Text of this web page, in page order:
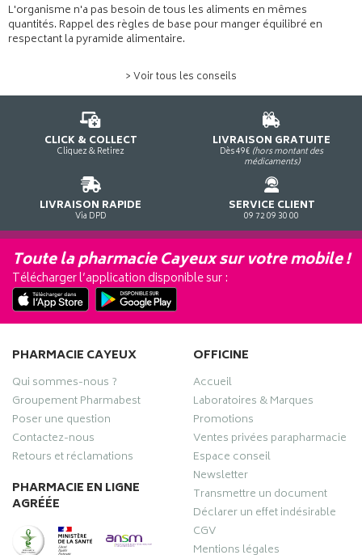
L'organisme n'a pas besoin de tous les aliments en mêmes
quantités. Rappel des règles de base pour manger équilibré en
respectant la pyramide alimentaire.
> Voir tous les conseils
CLICK & COLLECT
Cliquez & Retirez
LIVRAISON GRATUITE
Dès 49€ (hors montant des
médicaments)
LIVRAISON RAPIDE
Via DPD
SERVICE CLIENT
09 72 09 30 00
Toute la pharmacie Cayeux sur votre mobile !
Télécharger l’application disponible sur :
PHARMACIE CAYEUX
Qui sommes-nous ?
Groupement Pharmabest
Poser une question
Contactez-nous
Retours et réclamations
PHARMACIE EN LIGNE
AGRÉÉE
OFFICINE
Accueil
Laboratoires & Marques
Promotions
Ventes privées parapharmacie
Espace conseil
Newsletter
Transmettre un document
Déclarer un effet indésirable
CGV
Mentions légales